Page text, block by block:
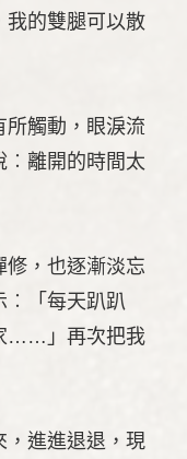
我的雙腿可以散
所觸動，眼淚流
︰離開的時間太
修，也逐漸淡忘
︰「每天趴趴
……」再次把我
，進進退退，現